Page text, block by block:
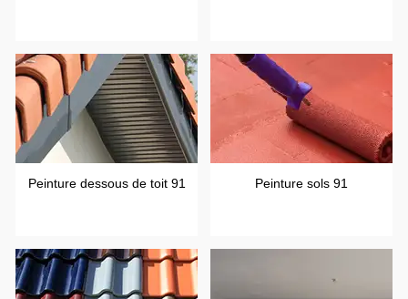
Peinture dessous de toit 91 Peinture sols 91